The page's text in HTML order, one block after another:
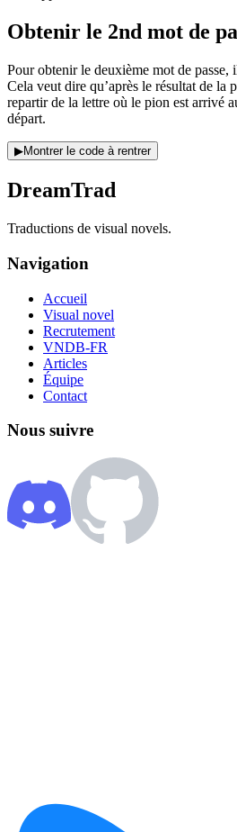
Obtenir le 2nd mot de
Pour obtenir le deuxième mot de
Cela veut dire qu’après le résultat de la
repartir de la lettre où le pion est arrivé
départ.
▶Montrer le code à rentrer
DreamTrad
Traductions de visual novels.
Navigation
Accueil
Visual novel
Recrutement
VNDB-FR
Articles
Équipe
Contact
Nous suivre